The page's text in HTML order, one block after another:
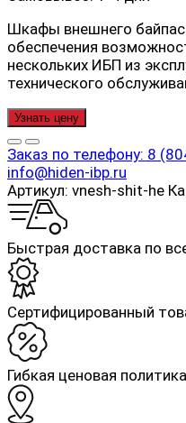
Шкафы внешнего
обеспечения
нескольких ИБП из
технического
Узнать цену
Заказ по телефону: 8
info@hiden-ibp.ru
Артикул: vnesh-shit-he
Быстрая доставка по
Cертифицированный
Гибкая ценовая политика